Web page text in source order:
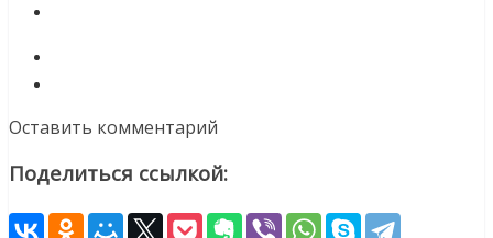
Оставить комментарий
Поделиться ссылкой: